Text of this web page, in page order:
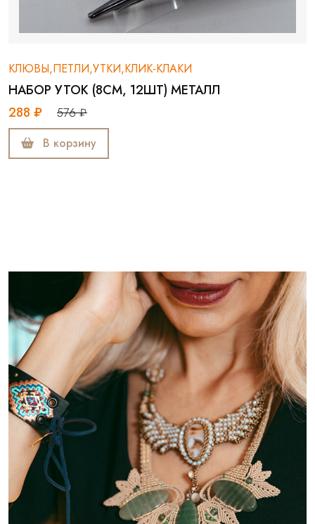
КЛЮВЫ,ПЕТЛИ,УТКИ,КЛИК-КЛАКИ
НАБОР УТОК (8СМ, 12ШТ) МЕТАЛЛ
288 ₽
576 ₽
В корзину